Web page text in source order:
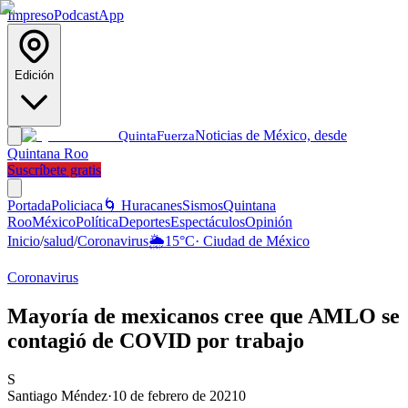
ImpresoPodcastApp
Edición
QuintaFuerzaNoticias de México, desde
Quintana Roo
Suscríbete gratis
PortadaPoliciaca 🌀 HuracanesSismosQuintana
RooMéxicoPolíticaDeportesEspectáculosOpinión
Inicio/salud/Coronavirus🌦️15°C· Ciudad de México
Coronavirus
Mayoría de mexicanos cree que AMLO se
contagió de COVID por trabajo
S
Santiago Méndez·10 de febrero de 20210